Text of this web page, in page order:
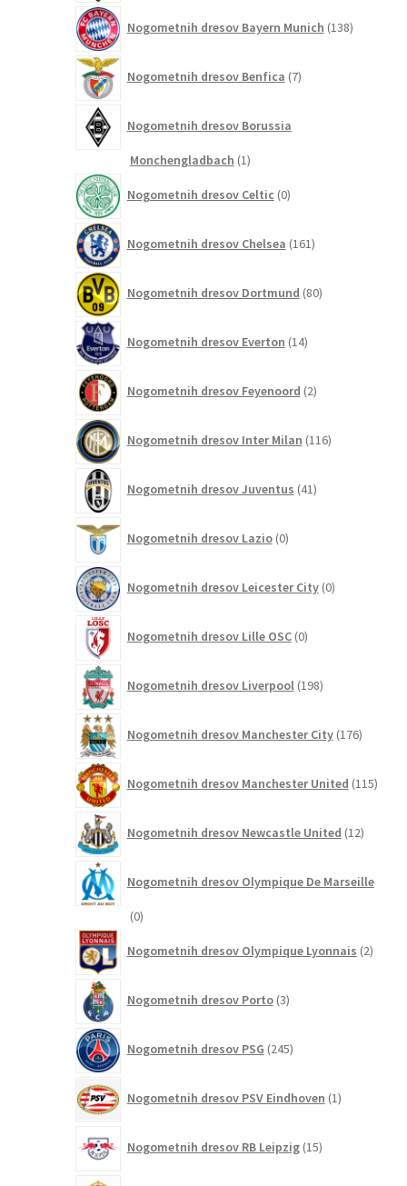
Nogometnih dresov Bayern Munich 138izdelkov
Nogometnih dresov Benfica 7izdelkov
Nogometnih dresov Borussia
Monchengladbach 11
Nogometnih dresov Celtic 0izdelkov
Nogometnih dresov Chelsea 161izdelkov
Nogometnih dresov Dortmund 80izdelkov
Nogometnih dresov Everton 14izdelkov
Nogometnih dresov Feyenoord 2izdelka
Nogometnih dresov Inter Milan 116izdelkov
Nogometnih dresov Juventus 41izdelkov
Nogometnih dresov Lazio 0izdelkov
Nogometnih dresov Leicester City 0izdelkov
Nogometnih dresov Lille OSC 0izdelkov
Nogometnih dresov Liverpool 198izdelkov
Nogometnih dresov Manchester City 176izdelkov
Nogometnih dresov Manchester United 115
Nogometnih dresov Newcastle United 12izdelkov
Nogometnih dresov Olympique De Marseille
00
Nogometnih dresov Olympique Lyonnais 2izdelka
Nogometnih dresov Porto 3izdelki
Nogometnih dresov PSG 245izdelkov
Nogometnih dresov PSV Eindhoven 1izdelek
Nogometnih dresov RB Leipzig 15izdelkov